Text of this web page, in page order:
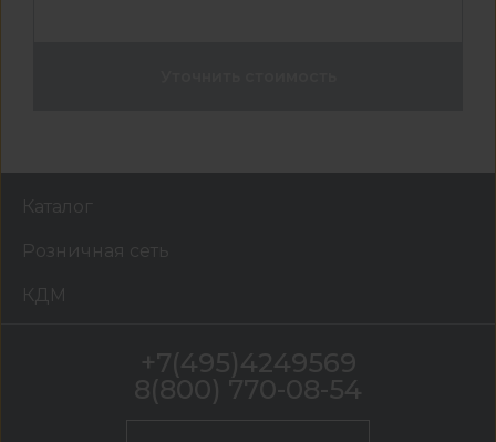
Каталог
Розничная сеть
КДМ
+7(495)4249569
8(800) 770-08-54